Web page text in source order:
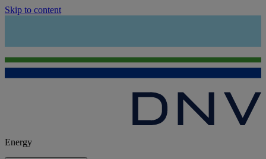
Skip to content
Energy